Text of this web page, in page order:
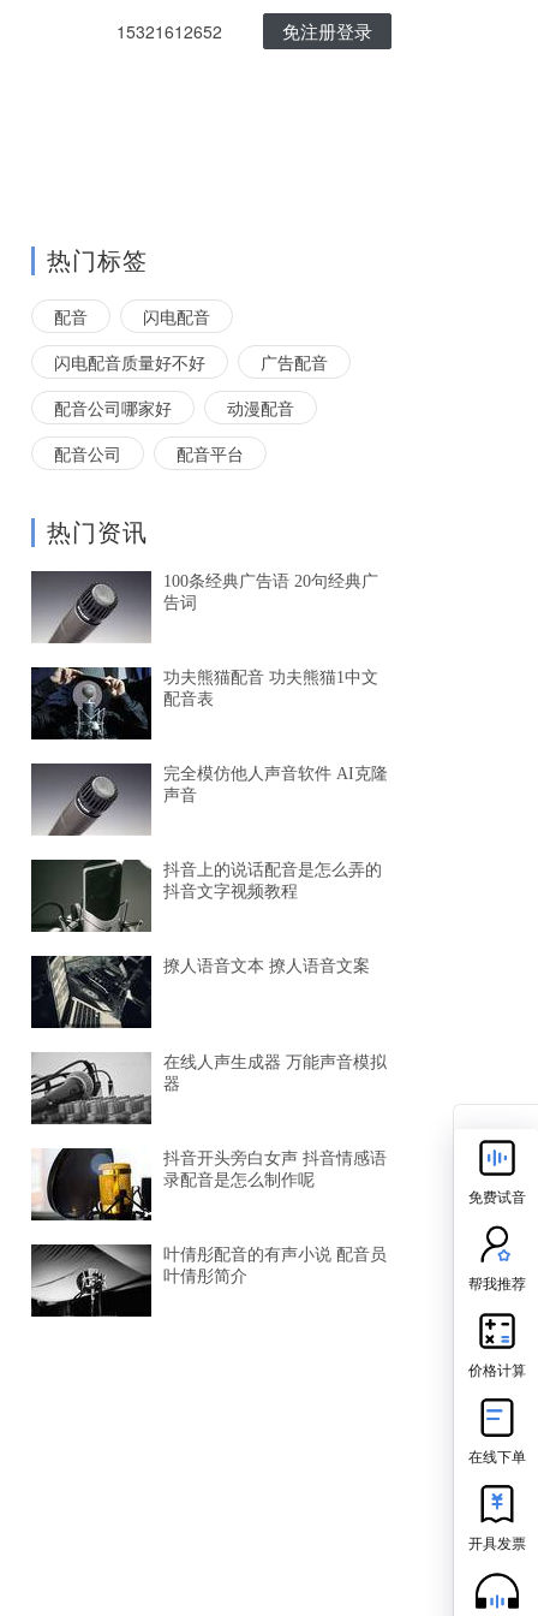
15321612652 免注册登录
热门标签
配音
闪电配音
闪电配音质量好不好
广告配音
配音公司哪家好
动漫配音
配音公司
配音平台
热门资讯
100条经典广告语 20句经典广
告词
功夫熊猫配音 功夫熊猫1中文
配音表
完全模仿他人声音软件 AI克隆
声音
抖音上的说话配音是怎么弄的
抖音文字视频教程
撩人语音文本 撩人语音文案
在线人声生成器 万能声音模拟
器
抖音开头旁白女声 抖音情感语
录配音是怎么制作呢
叶倩彤配音的有声小说 配音员
叶倩彤简介
免费试音
帮我推荐
价格计算
在线下单
开具发票